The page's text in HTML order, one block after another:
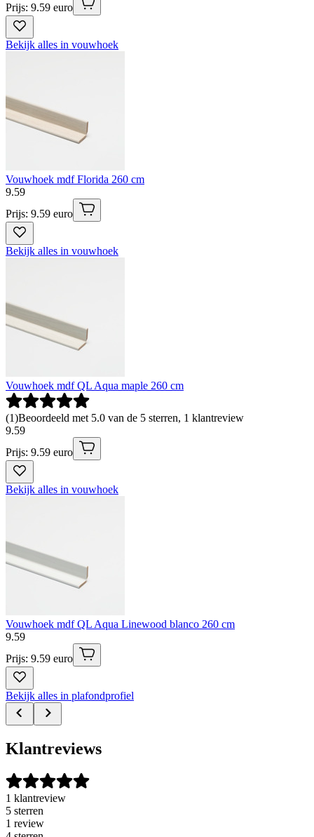
Prijs: 9.59 euro
Bekijk alles in vouwhoek
Vouwhoek mdf Florida 260 cm
9.59
Prijs: 9.59 euro
Bekijk alles in vouwhoek
Vouwhoek mdf QL Aqua maple 260 cm
(1)Beoordeeld met 5.0 van de 5 sterren, 1 klantreview
9.59
Prijs: 9.59 euro
Bekijk alles in vouwhoek
Vouwhoek mdf QL Aqua Linewood blanco 260 cm
9.59
Prijs: 9.59 euro
Bekijk alles in plafondprofiel
Klantreviews
1 klantreview
5 sterren
1 review